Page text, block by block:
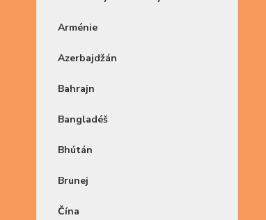
Arménie
Azerbajdžán
Bahrajn
Bangladéš
Bhútán
Brunej
Čína